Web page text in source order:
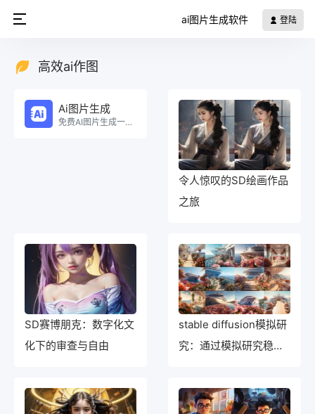
ai图片生成软件 登陆
高效ai作图
Ai图片生成
免费AI图片生成一键生成海报！。
令人惊叹的SD绘画作品
之旅
SD赛博朋克：数字化文
化下的审查与自由
stable diffusion模拟研
究：通过模拟研究稳态